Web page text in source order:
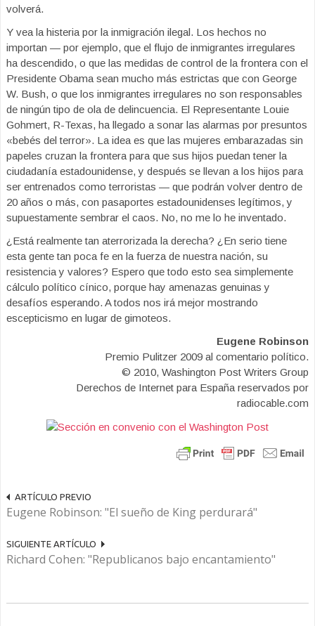
volverá.
Y vea la histeria por la inmigración ilegal. Los hechos no
importan — por ejemplo, que el flujo de inmigrantes irregulares
ha descendido, o que las medidas de control de la frontera con el
Presidente Obama sean mucho más estrictas que con George
W. Bush, o que los inmigrantes irregulares no son responsables
de ningún tipo de ola de delincuencia. El Representante Louie
Gohmert, R-Texas, ha llegado a sonar las alarmas por presuntos
«bebés del terror». La idea es que las mujeres embarazadas sin
papeles cruzan la frontera para que sus hijos puedan tener la
ciudadanía estadounidense, y después se llevan a los hijos para
ser entrenados como terroristas — que podrán volver dentro de
20 años o más, con pasaportes estadounidenses legítimos, y
supuestamente sembrar el caos. No, no me lo he inventado.
¿Está realmente tan aterrorizada la derecha? ¿En serio tiene
esta gente tan poca fe en la fuerza de nuestra nación, su
resistencia y valores? Espero que todo esto sea simplemente
cálculo político cínico, porque hay amenazas genuinas y
desafíos esperando. A todos nos irá mejor mostrando
escepticismo en lugar de gimoteos.
Eugene Robinson
Premio Pulitzer 2009 al comentario político.
© 2010, Washington Post Writers Group
Derechos de Internet para España reservados por
radiocable.com
ARTÍCULO PREVIO
Eugene Robinson: "El sueño de King perdurará"
SIGUIENTE ARTÍCULO
Richard Cohen: "Republicanos bajo encantamiento"